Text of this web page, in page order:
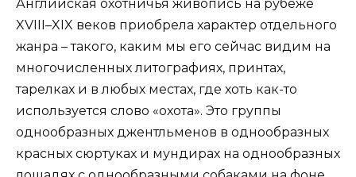
Английская охотничья живопись на рубеже
XVIII–XIX веков приобрела характер отдельного
жанра – такого, каким мы его сейчас видим на
многочисленных литографиях, принтах,
тарелках и в любых местах, где хоть как-то
используется слово «охота». Это группы
однообразных джентльменов в однообразных
красных сюртуках и мундирах на однообразных